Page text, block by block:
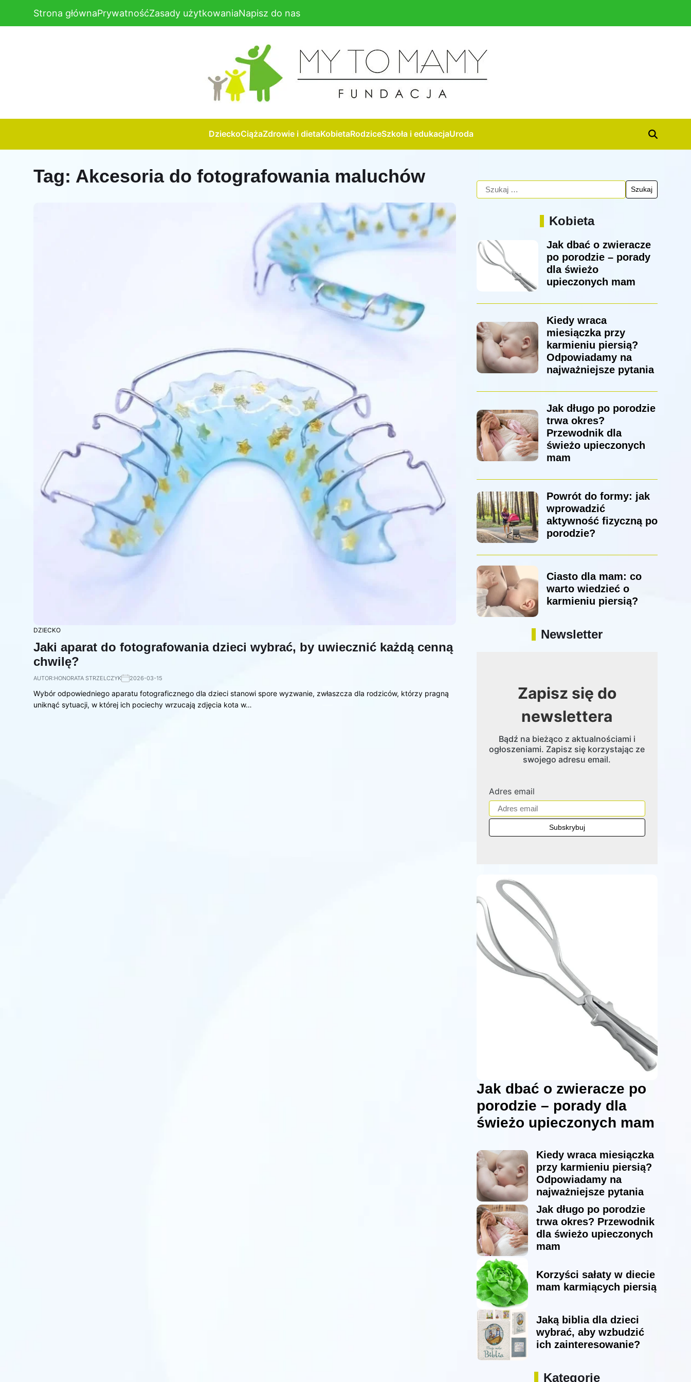
Strona głównaPrywatnośćZasady użytkowaniaNapisz do nas
DzieckoCiążaZdrowie i dietaKobietaRodziceSzkoła i edukacjaUroda
Tag: Akcesoria do fotografowania maluchów
DZIECKO
Jaki aparat do fotografowania dzieci wybrać, by uwiecznić każdą cenną
chwilę?
AUTOR:HONORATA STRZELCZYK 2026-03-15
Wybór odpowiedniego aparatu fotograficznego dla dzieci stanowi spore wyzwanie, zwłaszcza dla rodziców, którzy pragną
uniknąć sytuacji, w której ich pociechy wrzucają zdjęcia kota w…
Kobieta
Jak dbać o zwieracze
po porodzie – porady
dla świeżo
upieczonych mam
Kiedy wraca
miesiączka przy
karmieniu piersią?
Odpowiadamy na
najważniejsze pytania
Jak długo po porodzie
trwa okres?
Przewodnik dla
świeżo upieczonych
mam
Powrót do formy: jak
wprowadzić
aktywność fizyczną po
porodzie?
Ciasto dla mam: co
warto wiedzieć o
karmieniu piersią?
Newsletter
Zapisz się do
newslettera
Bądź na bieżąco z aktualnościami i
ogłoszeniami. Zapisz się korzystając ze
swojego adresu email.
Adres email
Jak dbać o zwieracze po
porodzie – porady dla
świeżo upieczonych mam
Kiedy wraca miesiączka
przy karmieniu piersią?
Odpowiadamy na
najważniejsze pytania
Jak długo po porodzie
trwa okres? Przewodnik
dla świeżo upieczonych
mam
Korzyści sałaty w diecie
mam karmiących piersią
Jaką biblia dla dzieci
wybrać, aby wzbudzić
ich zainteresowanie?
Kategorie